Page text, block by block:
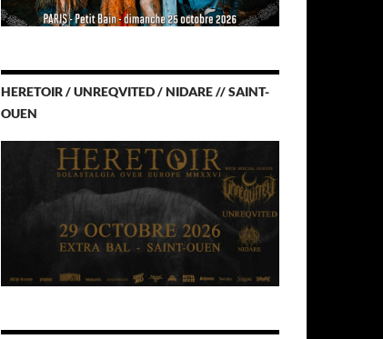
HERETOIR / UNREQVITED / NIDARE // SAINT-
OUEN